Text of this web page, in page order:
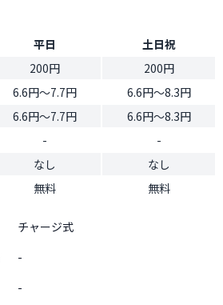
平日
土日祝
200円
200円
6.6円〜7.7円
6.6円〜8.3円
6.6円〜7.7円
6.6円〜8.3円
-
-
なし
なし
無料 無料
チャージ式
-
-